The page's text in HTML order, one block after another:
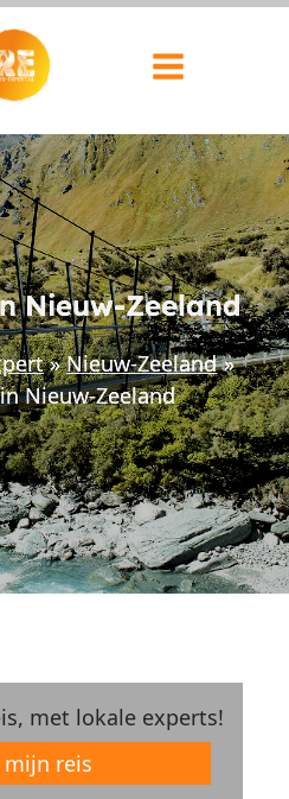
Nieuw-Zeeland
Nieuw-Zeeland
Nieuw-Zeeland
met lokale experts!
mijn reis